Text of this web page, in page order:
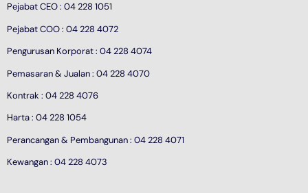
Pejabat CEO : 04 228 1051
Pejabat COO : 04 228 4072
Pengurusan Korporat : 04 228 4074
Pemasaran & Jualan : 04 228 4070
Kontrak : 04 228 4076
Harta : 04 228 1054
Perancangan & Pembangunan : 04 228 4071
Kewangan : 04 228 4073